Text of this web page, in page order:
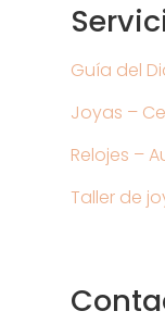
Guía del
Joyas –
Relojes –
Taller de